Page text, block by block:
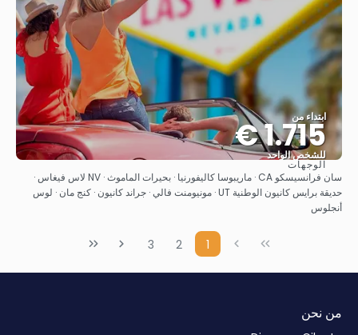
ابتداء من
1.715 €
للشخص الواحد
شاهد
الوجهات
سان فرانسيسكو CA · ماريبوسا كاليفورنيا · بحيرات الماموث · NV لاس فيغاس ·
حديقة برايس كانيون الوطنية UT · مونيومنت فالي · جراند كانيون · كنج مان · لوس
أنجلوس
1
2
3
من نحن